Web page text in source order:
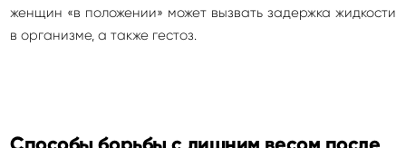
женщин «в положении» может вызвать задержка жидкости
в организме, а также гестоз.